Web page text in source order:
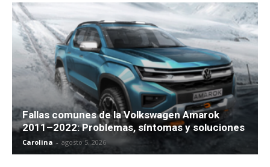
Fallas comunes de la Volkswagen Amarok
2011–2022: Problemas, síntomas y soluciones
Carolina - agosto 5, 2026